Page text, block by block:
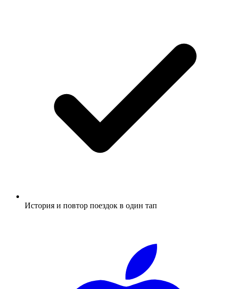
История и повтор поездок в один тап